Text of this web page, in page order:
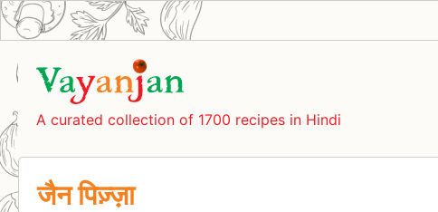
A curated collection of 1700 recipes in Hindi
जैन पिज़्ज़ा